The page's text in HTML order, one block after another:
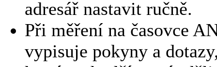
adresář nastavit ručně.
Při měření na časovce
vypisuje pokyny a